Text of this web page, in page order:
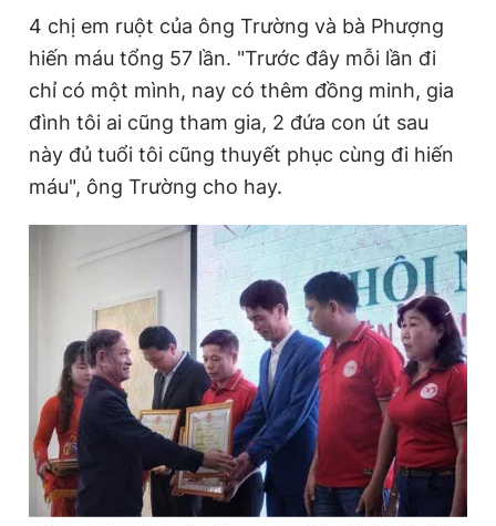
4 chị em ruột của ông Trường và bà Phượng
hiến máu tổng 57 lần. "Trước đây mỗi lần đi
chỉ có một mình, nay có thêm đồng minh, gia
đình tôi ai cũng tham gia, 2 đứa con út sau
này đủ tuổi tôi cũng thuyết phục cùng đi hiến
máu", ông Trường cho hay.